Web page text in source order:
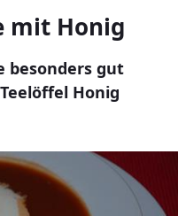
mit Honig
besonders gut
Honig